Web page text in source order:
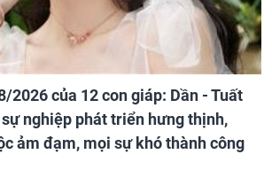
2026 của 12 con giáp: Dần - Tuất
nghiệp phát triển hưng thịnh,
ảm đạm, mọi sự khó thành công